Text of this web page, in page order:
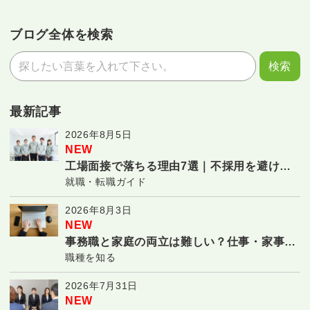
ブログ全体を検索
最新記事
2026年8月5日
NEW
工場面接で落ちる理由7選｜不採用を避ける
対策と合格のコツ
就職・転職ガイド
2026年8月3日
NEW
事務職と家庭の両立は難しい？仕事・家事・
子育てを続ける7つのコツ
職種を知る
2026年7月31日
NEW